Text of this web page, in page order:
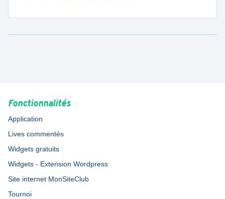
Fonctionnalités
Application
Lives commentés
Widgets gratuits
Widgets - Extension Wordpress
Site internet MonSiteClub
Tournoi